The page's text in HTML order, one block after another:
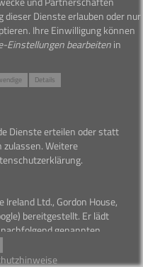
Network AG
dieser Dienste erlauben oder nur
Ihre Einwilligung können
Einstellungen bearbeitenin
Details
Dienste erteilen oder statt
Weitere
Ltd., Gordon House,
bereitgestellt. Er lädt
genannten
Ihrer Internetnutzung und
verwenden - dies gilt